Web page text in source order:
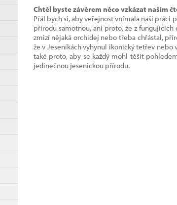
Chtěl byste závěrem něco vzkázat našim
Přál bych si, aby veřejnost vnímala naši
přírodu samotnou, ani proto, že z
zmizí nějaká orchidej nebo třeba chřástal,
že v Jeseníkách vyhynul ikonický tetřev
také proto, aby se každý mohl těšit
jedinečnou jesenickou přírodu.